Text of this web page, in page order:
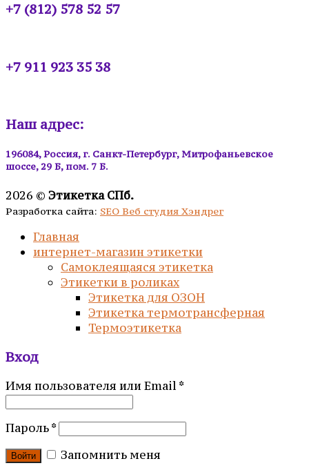
+7 (812) 578 52 57
+7 911 923 35 38
Наш адрес:
196084, Россия, г. Санкт-Петербург, Митрофаньевское
шоссе, 29 Б, пом. 7 Б.
2026 © Этикетка СПб.
Разработка сайта: SEO Веб студия Хэндрег
Главная
интернет-магазин этикетки
Самоклеящаяся этикетка
Этикетки в роликах
Этикетка для ОЗОН
Этикетка термотрансферная
Термоэтикетка
Вход
Имя пользователя или Email *
Пароль*
Войти Запомнить меня